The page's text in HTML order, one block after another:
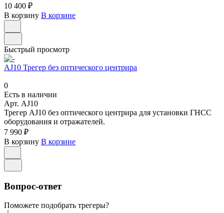
10 400 ₽
В корзину В корзине
Быстрый просмотр
AJ10 Трегер без оптического центрира
0
Есть в наличии
Арт. AJ10
Трегер AJ10 без оптического центрира для установки ГНСС
оборудования и отражателей.
7 990 ₽
В корзину В корзине
Вопрос-ответ
Поможете подобрать трегеры?